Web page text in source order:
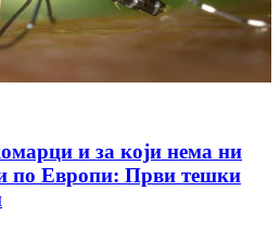
и за који нема ни
по Европи: Први тешки